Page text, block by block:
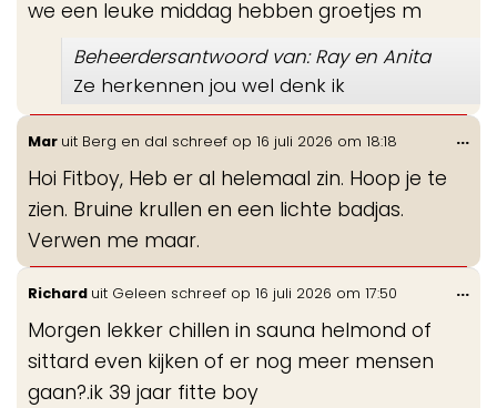
we een leuke middag hebben groetjes m
Beheerdersantwoord van: Ray en Anita
Ze herkennen jou wel denk ik
Mar uit Berg en dal schreef op 16 juli 2026 om 18:18
Hoi Fitboy, Heb er al helemaal zin. Hoop je te
zien. Bruine krullen en een lichte badjas.
Verwen me maar.
...
Richard uit Geleen schreef op 16 juli 2026 om 17:50
Morgen lekker chillen in sauna helmond of
sittard even kijken of er nog meer mensen
gaan?.ik 39 jaar fitte boy
...